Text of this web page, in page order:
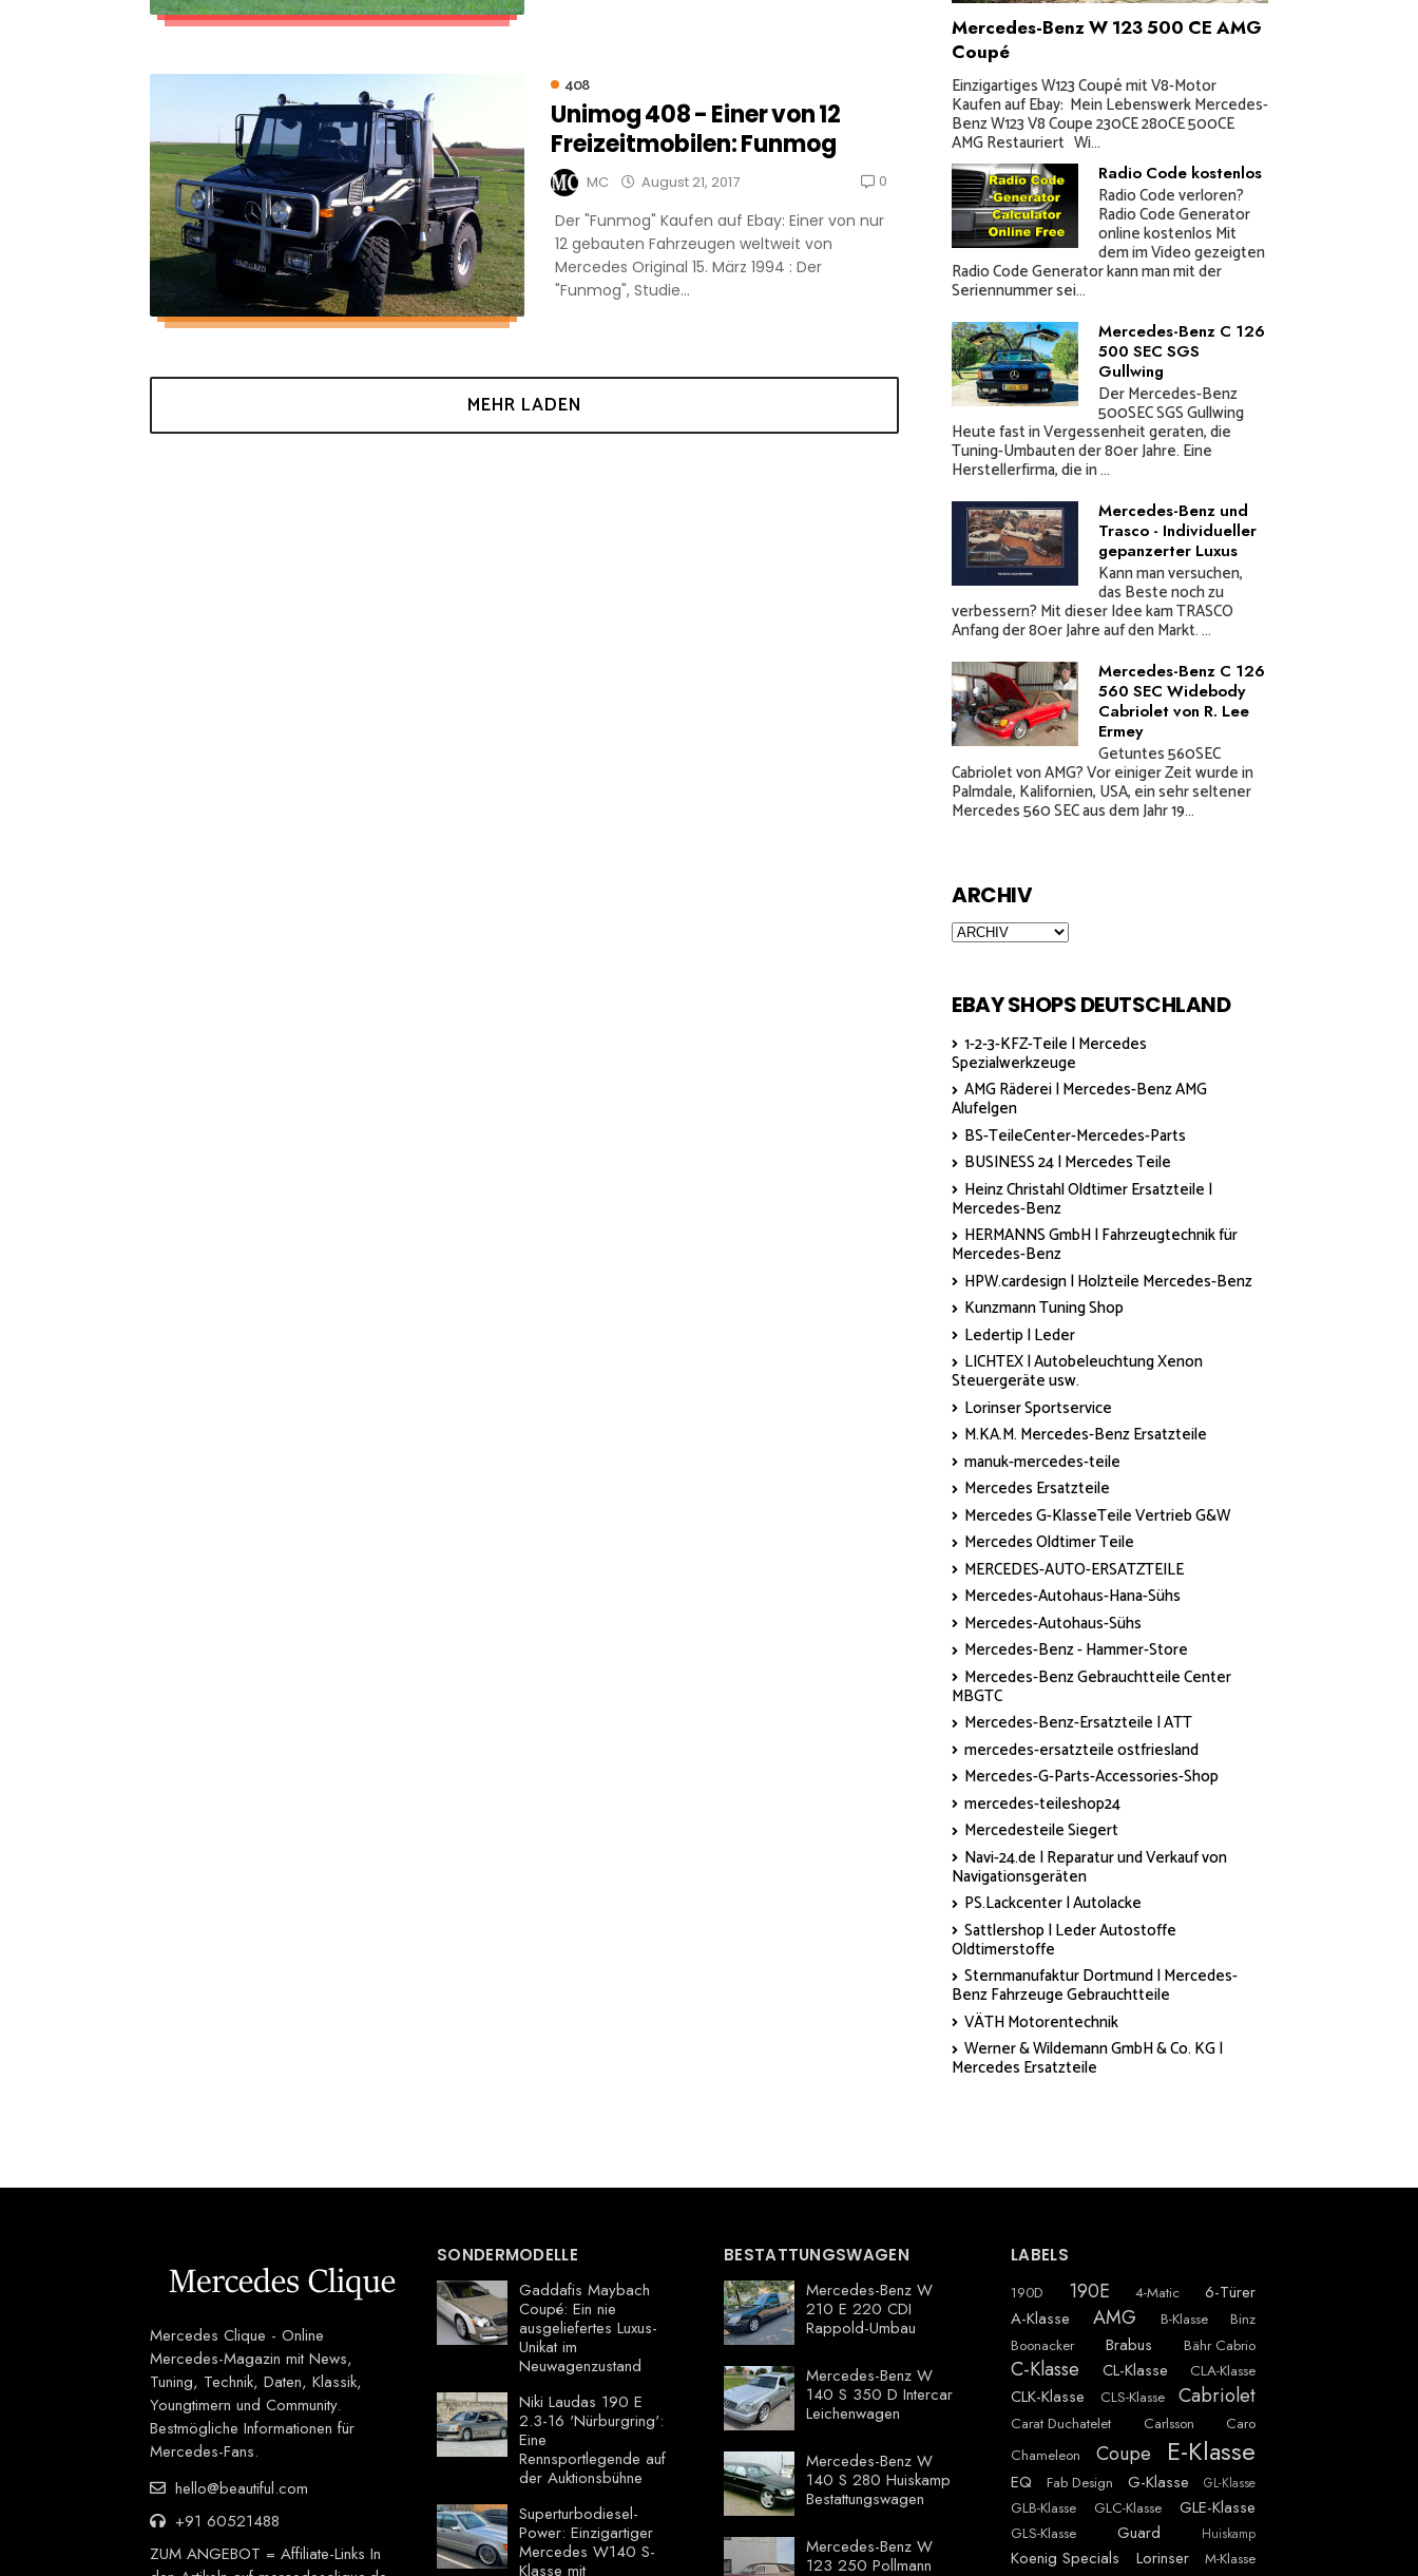
408
Unimog 408 - Einer von 12
Freizeitmobilen: Funmog
MC August 21, 2017 0
Der "Funmog" Kaufen auf Ebay: Einer von nur
12 gebauten Fahrzeugen weltweit von
Mercedes Original 15. März 1994 : Der
"Funmog", Studie...
Mercedes-Benz W 123 500 CE AMG
Coupé
Einzigartiges W123 Coupé mit V8-Motor
Kaufen auf Ebay: Mein Lebenswerk Mercedes-
Benz W123 V8 Coupe 230CE 280CE 500CE
AMG Restauriert Wi...
Radio Code kostenlos
Radio Code verloren?
Radio Code Generator
online kostenlos Mit
dem im Video gezeigten
Radio Code Generator kann man mit der
Seriennummer sei...
Mercedes-Benz C 126
500 SEC SGS
Gullwing
Der Mercedes-Benz
500SEC SGS Gullwing
Heute fast in Vergessenheit geraten, die
Tuning-Umbauten der 80er Jahre. Eine
Herstellerfirma, die in ...
Mercedes-Benz und
Trasco - Individueller
gepanzerter Luxus
Kann man versuchen,
das Beste noch zu
verbessern? Mit dieser Idee kam TRASCO
Anfang der 80er Jahre auf den Markt. ...
Mercedes-Benz C 126
560 SEC Widebody
Cabriolet von R. Lee
Ermey
Getuntes 560SEC
Cabriolet von AMG? Vor einiger Zeit wurde in
Palmdale, Kalifornien, USA, ein sehr seltener
Mercedes 560 SEC aus dem Jahr 19...
ARCHIV
EBAY SHOPS DEUTSCHLAND
1-2-3-KFZ-Teile | Mercedes
Spezialwerkzeuge
AMG Räderei | Mercedes-Benz AMG
Alufelgen
BS-TeileCenter-Mercedes-Parts
BUSINESS 24 | Mercedes Teile
Heinz Christahl Oldtimer Ersatzteile |
Mercedes-Benz
HERMANNS GmbH | Fahrzeugtechnik für
Mercedes-Benz
HPW.cardesign | Holzteile Mercedes-Benz
Kunzmann Tuning Shop
Ledertip | Leder
LICHTEX | Autobeleuchtung Xenon
Steuergeräte usw.
Lorinser Sportservice
M.KA.M. Mercedes-Benz Ersatzteile
manuk-mercedes-teile
Mercedes Ersatzteile
Mercedes G-KlasseTeile Vertrieb G&W
Mercedes Oldtimer Teile
MERCEDES-AUTO-ERSATZTEILE
Mercedes-Autohaus-Hana-Sühs
Mercedes-Autohaus-Sühs
Mercedes-Benz - Hammer-Store
Mercedes-Benz Gebrauchtteile Center
MBGTC
Mercedes-Benz-Ersatzteile | ATT
mercedes-ersatzteile ostfriesland
Mercedes-G-Parts-Accessories-Shop
mercedes-teileshop24
Mercedesteile Siegert
Navi-24.de | Reparatur und Verkauf von
Navigationsgeräten
PS.Lackcenter | Autolacke
Sattlershop | Leder Autostoffe
Oldtimerstoffe
Sternmanufaktur Dortmund | Mercedes-
Benz Fahrzeuge Gebrauchtteile
VÄTH Motorentechnik
Werner & Wildemann GmbH & Co. KG |
Mercedes Ersatzteile
Mercedes Clique - Online
Mercedes-Magazin mit News,
Tuning, Technik, Daten, Klassik,
Youngtimern und Community.
Bestmögliche Informationen für
Mercedes-Fans.
hello@beautiful.com
+91 60521488
ZUM ANGEBOT = Affiliate-Links In
SONDERMODELLE
Gaddafis Maybach
Coupé: Ein nie
ausgeliefertes Luxus-
Unikat im
Neuwagenzustand
Niki Laudas 190 E
2.3-16 'Nürburgring':
Eine
Rennsportlegende auf
der Auktionsbühne
Superturbodiesel-
Power: Einzigartiger
Mercedes W140 S-
Klasse mit
BESTATTUNGSWAGEN
Mercedes-Benz W
210 E 220 CDI
Rappold-Umbau
Mercedes-Benz W
140 S 350 D Intercar
Leichenwagen
Mercedes-Benz W
140 S 280 Huiskamp
Bestattungswagen
Mercedes-Benz W
123 250 Pollmann
LABELS
190D 190E 4-Matic
6-Türer
A-Klasse
AMG B-Klasse
Binz
Boonacker
Brabus Bähr Cabrio
C-Klasse CL-Klasse CLA-Klasse
CLK-Klasse CLS-Klasse Cabriolet
Carat Duchatelet Carlsson
Caro
Chameleon
Coupe E-Klasse
EQ Fab Design G-Klasse GL-Klasse
GLB-Klasse GLC-Klasse GLE-Klasse
GLS-Klasse Guard Huiskamp
Koenig Specials Lorinser
M-Klasse